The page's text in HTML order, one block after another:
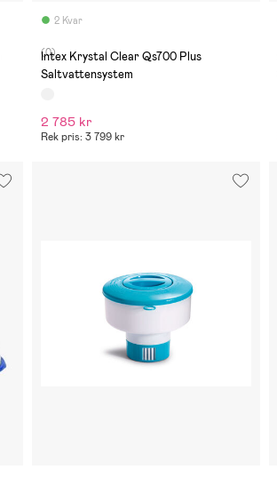
2 Kvar
(0)
Intex Krystal Clear Qs700 Plus
Saltvattensystem
2 785 kr
Rek pris: 3 799 kr